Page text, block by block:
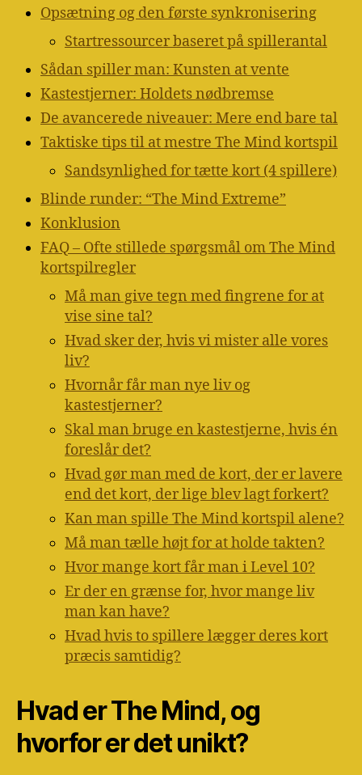
Opsætning og den første synkronisering
Startressourcer baseret på spillerantal
Sådan spiller man: Kunsten at vente
Kastestjerner: Holdets nødbremse
De avancerede niveauer: Mere end bare tal
Taktiske tips til at mestre The Mind kortspil
Sandsynlighed for tætte kort (4 spillere)
Blinde runder: “The Mind Extreme”
Konklusion
FAQ – Ofte stillede spørgsmål om The Mind
kortspilregler
Må man give tegn med fingrene for at
vise sine tal?
Hvad sker der, hvis vi mister alle vores
liv?
Hvornår får man nye liv og
kastestjerner?
Skal man bruge en kastestjerne, hvis én
foreslår det?
Hvad gør man med de kort, der er lavere
end det kort, der lige blev lagt forkert?
Kan man spille The Mind kortspil alene?
Må man tælle højt for at holde takten?
Hvor mange kort får man i Level 10?
Er der en grænse for, hvor mange liv
man kan have?
Hvad hvis to spillere lægger deres kort
præcis samtidig?
Hvad er The Mind, og
hvorfor er det unikt?